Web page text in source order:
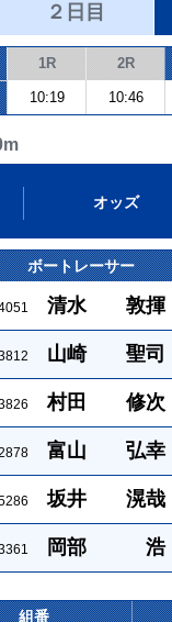
２日目
1R 2R
10:19 10:46
オッズ
ボートレーサー
清水 敦揮
山崎 聖司
村田 修次
富山 弘幸
坂井 滉哉
岡部 浩
組番